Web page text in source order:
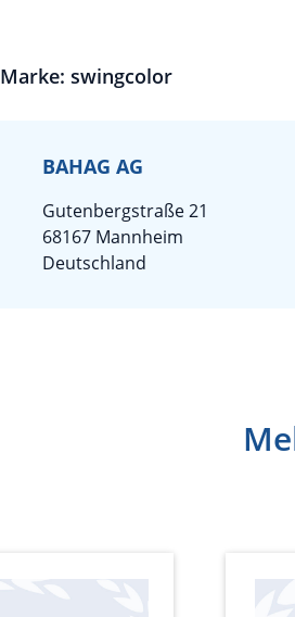
Marke: swingcolor
BAHAG AG
Gutenbergstraße 21
68167 Mannheim
Deutschland